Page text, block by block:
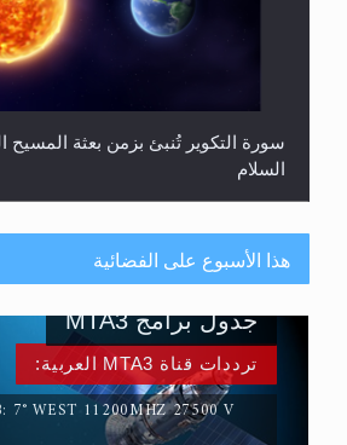
حقيقة المسيح الدجال
هذا الأسبوع على الفضائية
ترددات قناة MTA3 العربية:
7° WEST 11200MHZ 27500 V
جدول برامج MTA3